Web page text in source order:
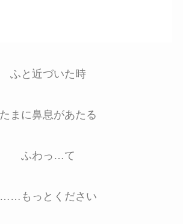
ふと近づいた時
たまに鼻息があたる
ふわっ…て
……もっとください